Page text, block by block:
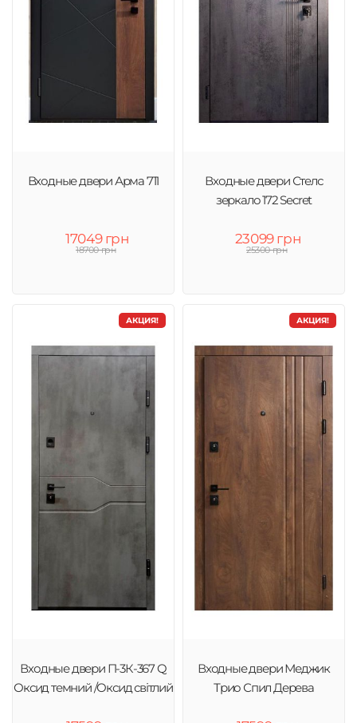
Входные двери Арма 711
17049 грн
18700 грн
Входные двери Стелс
зеркало 172 Secret
23099 грн
25300 грн
АКЦИЯ!
Входные двери П-3К-367 Q
Оксид темний /Оксид світлий
АКЦИЯ!
Входные двери Меджик
Трио Спил Дерева